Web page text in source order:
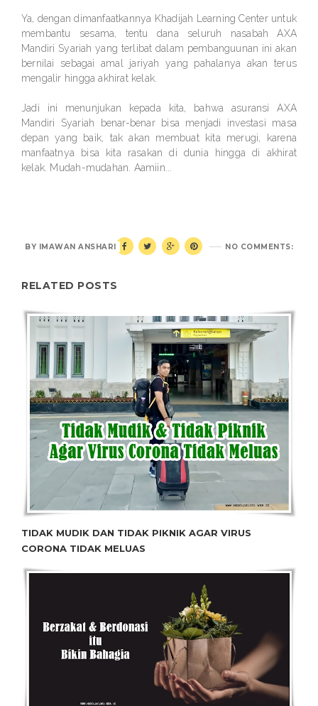
Ya, dengan dimanfaatkannya Khadijah Learning Center untuk
membantu sesama, tentu dana seluruh nasabah AXA
Mandiri Syariah yang terlibat dalam pembanguunan ini akan
bernilai sebagai amal jariyah yang pahalanya akan terus
mengalir hingga akhirat kelak.
Jadi ini menunjukan kepada kita, bahwa asuransi AXA
Mandiri Syariah benar-benar bisa menjadi investasi masa
depan yang baik, tak akan membuat kita merugi, karena
manfaatnya bisa kita rasakan di dunia hingga di akhirat
kelak. Mudah-mudahan. Aamiin...
NO COMMENTS:
BY IMAWAN ANSHARI
RELATED POSTS
TIDAK MUDIK DAN TIDAK PIKNIK AGAR VIRUS
CORONA TIDAK MELUAS